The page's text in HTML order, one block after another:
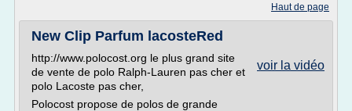
Haut de page
New Clip Parfum lacosteRed
voir la vidéo
http://www.polocost.org le plus grand site
de vente de polo Ralph-Lauren pas cher et
polo Lacoste pas cher,
Polocost propose de polos de grande